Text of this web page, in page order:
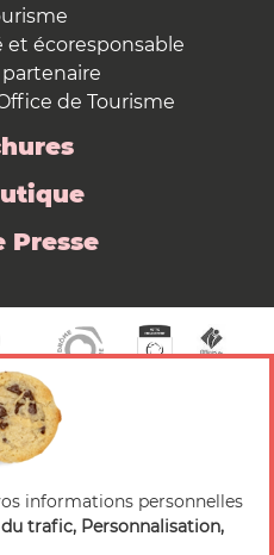
et écoresponsable
de Tourisme
Presse
Tourisme — Tous droits
informations personnelles
trafic, Personnalisation,